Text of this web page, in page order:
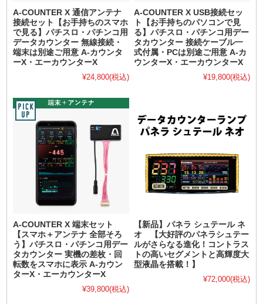
A-COUNTER X 通信アンテナ
接続セット【お手持ちのスマホ
で見る】パチスロ・パチンコ用
データカウンター 無線接続・
端末は別途ご用意 A-カウンタ
ーX・エーカウンターX
¥24,800(税込)
A-COUNTER X USB接続セッ
ト【お手持ちのパソコンで見
る】パチスロ・パチンコ用デー
タカウンター 接続ケーブル一
式付属・PCは別途ご用意 A-カ
ウンターX・エーカウンターX
¥19,800(税込)
A-COUNTER X 端末セット
【スマホ＋アンテナ 全部そろ
う】パチスロ・パチンコ用デー
タカウンター 実機の差枚・回
転数をスマホに表示 A-カウン
ターX・エーカウンターX
¥39,800(税込)
【新品】パネラ シュテール ネ
オ 【大好評のパネラシュテー
ルがさらなる進化！コントラス
トの高いセグメントと高輝度大
型液晶を搭載！】
¥72,000(税込)